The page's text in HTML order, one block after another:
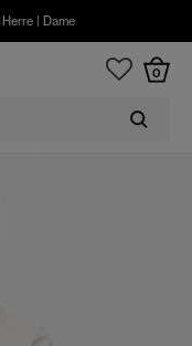
Herre| Dame
0